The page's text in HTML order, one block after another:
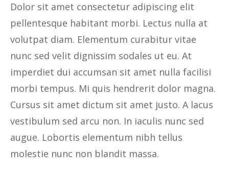
Dolor sit amet consectetur adipiscing elit
pellentesque habitant morbi. Lectus nulla at
volutpat diam. Elementum curabitur vitae
nunc sed velit dignissim sodales ut eu. At
imperdiet dui accumsan sit amet nulla facilisi
morbi tempus. Mi quis hendrerit dolor magna.
Cursus sit amet dictum sit amet justo. A lacus
vestibulum sed arcu non. In iaculis nunc sed
augue. Lobortis elementum nibh tellus
molestie nunc non blandit massa.